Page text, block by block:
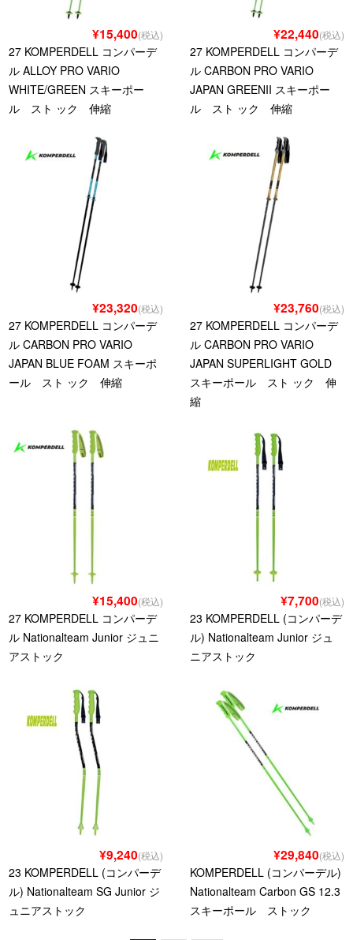
¥15,400(税込)
27 KOMPERDELL コンパーデ
ル ALLOY PRO VARIO
WHITE/GREEN スキーポー
ル スト ック 伸縮
¥22,440(税込)
27 KOMPERDELL コンパーデ
ル CARBON PRO VARIO
JAPAN GREENII スキーポー
ル スト ック 伸縮
¥23,320(税込)
27 KOMPERDELL コンパーデ
ル CARBON PRO VARIO
JAPAN BLUE FOAM スキーポ
ール スト ック 伸縮
¥23,760(税込)
27 KOMPERDELL コンパーデ
ル CARBON PRO VARIO
JAPAN SUPERLIGHT GOLD
スキーポール スト ック 伸
縮
¥15,400(税込)
27 KOMPERDELL コンパーデ
ル Nationalteam Junior ジュニ
アストック
¥7,700(税込)
23 KOMPERDELL (コンパーデ
ル) Nationalteam Junior ジュ
ニアストック
¥9,240(税込)
23 KOMPERDELL (コンパーデ
ル) Nationalteam SG Junior ジ
ュニアストック
¥29,840(税込)
KOMPERDELL (コンパーデル)
Nationalteam Carbon GS 12.3
スキーポール ストック